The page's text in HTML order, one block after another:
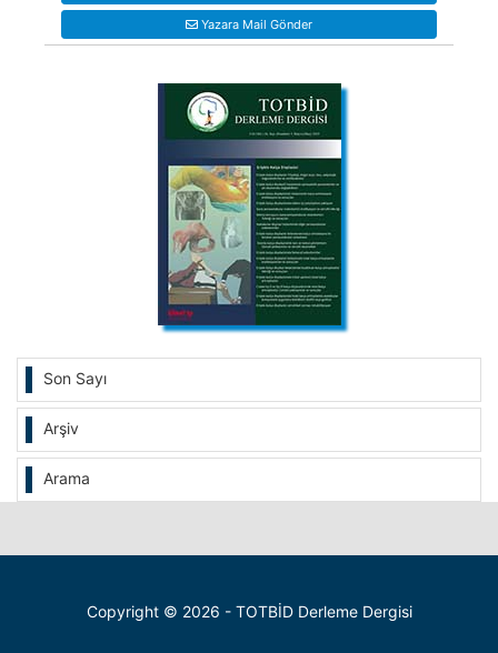
Son Sayı
Arşiv
Arama
Yazara Mail Gönder
Copyright © 2026 - TOTBİD Derleme Dergisi